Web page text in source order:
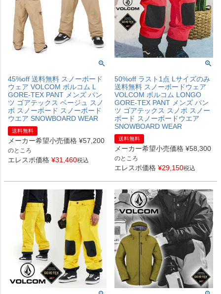
45%off 送料無料 スノーボード
ウェア VOLCOM ボルコム L
GORE-TEX PANT メンズ パン
ツ ゴアテックス ベージュ スノ
ボ スノーボード スノーボード
ウエア SNOWBOARD WEAR
送料無料
メーカー希望小売価格 ¥57,200
のところ
エレスポ価格 ¥31,460税込
50%off ラスト1点 Lサイズのみ
送料無料 スノーボードウェア
VOLCOM ボルコム LONGO
GORE-TEX PANT メンズ パン
ツ ゴアテックス スノボ スノー
ボード スノーボードウエア
SNOWBOARD WEAR
送料無料
メーカー希望小売価格 ¥58,300
のところ
エレスポ価格 ¥29,150税込